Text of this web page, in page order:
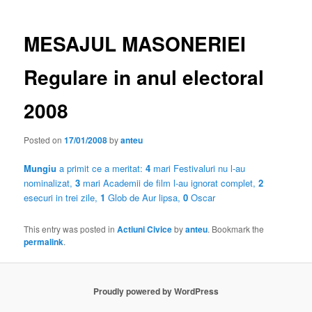
MESAJUL MASONERIEI
Regulare in anul electoral
2008
Posted on17/01/2008byanteu
Mungiua primit ce a meritat:4 mari Festivaluri nu l-au
nominalizat,3 mari Academii de film l-au ignorat complet,2
esecuri in trei zile,1 Glob de Aur lipsa,0 Oscar
This entry was posted inActiuni Civicebyanteu. Bookmark the
permalink.
Proudly powered by WordPress